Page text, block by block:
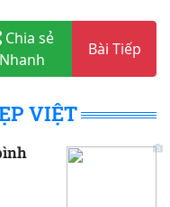
Chia sẻ
Nhanh
Bài Tiếp
VIỆT